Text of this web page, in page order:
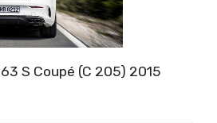
S Coupé (C 205) 2015